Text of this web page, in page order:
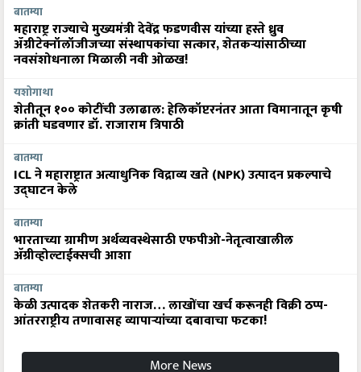
बातम्या
महाराष्ट्र राज्याचे मुख्यमंत्री देवेंद्र फडणवीस यांच्या हस्ते ध्रुव
ॲग्रीटेक्नॉलॉजीजच्या संस्थापकांचा सत्कार, शेतकऱ्यांसाठीच्या
नवसंशोधनाला मिळाली नवी ओळख!
यशोगाथा
शेतीतून १०० कोटींची उलाढाल: हेलिकॉप्टरनंतर आता विमानातून कृषी
क्रांती घडवणार डॉ. राजाराम त्रिपाठी
बातम्या
ICL ने महाराष्ट्रात अत्याधुनिक विद्राव्य खते (NPK) उत्पादन प्रकल्पाचे
उद्घाटन केले
बातम्या
भारताच्या ग्रामीण अर्थव्यवस्थेसाठी एफपीओ-नेतृत्वाखालील
अ‍ॅग्रीव्होल्टाईक्सची आशा
बातम्या
केळी उत्पादक शेतकरी नाराज… लाखोंचा खर्च करूनही विक्री ठप्प-
आंतरराष्ट्रीय तणावासह व्यापाऱ्यांच्या दबावाचा फटका!
More News